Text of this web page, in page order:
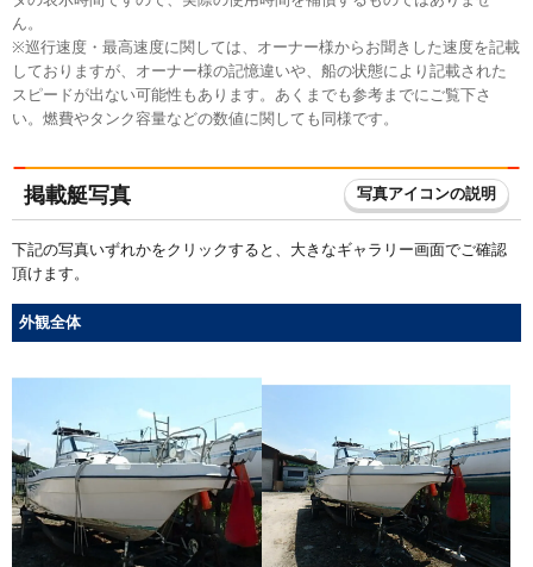
ん。
※巡行速度・最高速度に関しては、オーナー様からお聞きした速度を記載
しておりますが、オーナー様の記憶違いや、船の状態により記載された
スピードが出ない可能性もあります。あくまでも参考までにご覧下さ
い。燃費やタンク容量などの数値に関しても同様です。
掲載艇写真 写真アイコンの説明
下記の写真いずれかをクリックすると、大きなギャラリー画面でご確認
頂けます。
外観全体